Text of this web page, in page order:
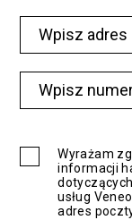
Wyrażam
informacji
usług
adres